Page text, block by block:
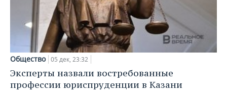
ЭНЕРГЕТИКА
УСЛУГИ
МЕДИА
ТЕЛЕКОММУНИКАЦИИ
ВЫЕЗДНАЯ РЕДАКЦИЯ
БИЗНЕС-БРАНЧИ
ONLINE-КОНФЕРЕНЦИИ
ОТКРЫТАЯ ЛЕКЦИЯ
НОВОСТИ СПОРТА
ФУТБОЛ
ХОККЕЙ
БАСКЕТБОЛ
ОБЩЕСТВО
НОВОСТИ ОБЩЕСТВА
ВЛАСТЬ
ИНФРАСТРУКТУРА
ФОТОГАЛЕРЕЯ
СЮЖЕТЫ
СПРАВОЧНИК
Общество 05 дек, 23:32
Эксперты назвали востребованные
профессии юриспруденции в Казани